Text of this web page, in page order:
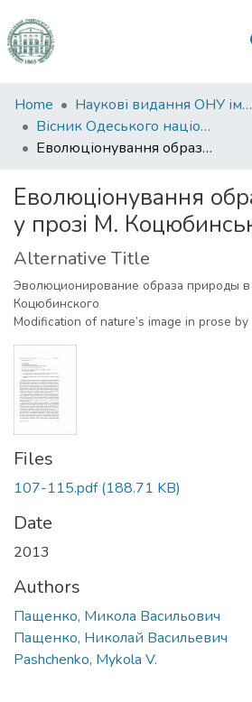
Communities
&
Collections
Statistics
Home
Наукові видання ОНУ імені І. І. Мечникова
Вісник Одеського національного університету. Філологія
Еволюціонування образу природи у прозі М. Коцюбинського
Еволюціонування
у прозі М.
Alternative Title
Эволюционирование образа природы
Коцюбинского
Modification of nature’s image in prose by
Files
107-115.pdf(188.71 KB)
Date
2013
Authors
Пащенко, Микола Васильович
Пащенко, Николай Васильевич
Pashchenko, Mykola V.